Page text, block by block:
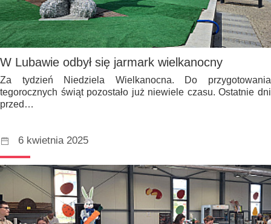
W Lubawie odbył się jarmark wielkanocny
Za tydzień Niedziela Wielkanocna. Do przygotowania
tegorocznych świąt pozostało już niewiele czasu. Ostatnie dni
przed…
6 kwietnia 2025